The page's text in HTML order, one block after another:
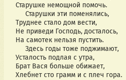
Старушке немощной помочь.
Старушки эти поменялись,
Труднее стало дом вести,
Не приведи Господь, досталось,
На самотек нельзя пустить.
Здесь годы тоже поджимают,
Усталость подлая с утра,
Брат Вася больше обижает,
Хлебнет сто грамм и с плеч гора.